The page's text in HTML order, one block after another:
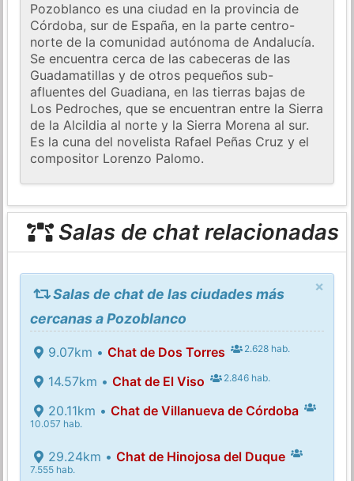
Pozoblanco es una ciudad en la provincia de
Córdoba, sur de España, en la parte centro-
norte de la comunidad autónoma de Andalucía.
Se encuentra cerca de las cabeceras de las
Guadamatillas y de otros pequeños sub-
afluentes del Guadiana, en las tierras bajas de
Los Pedroches, que se encuentran entre la Sierra
de la Alcildia al norte y la Sierra Morena al sur.
Es la cuna del novelista Rafael Peñas Cruz y el
compositor Lorenzo Palomo.
Salas de chat relacionadas
×
Salas de chat de las ciudades más
cercanas a Pozoblanco
9.07km • Chat de Dos Torres 2.628 hab.
14.57km • Chat de El Viso 2.846 hab.
20.11km • Chat de Villanueva de Córdoba
10.057 hab.
29.24km • Chat de Hinojosa del Duque
7.555 hab.